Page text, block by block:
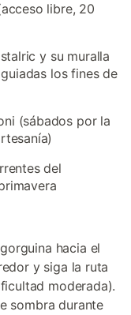
libre, 20
y su muralla
los fines de
(sábados por la
del
hacia el
y siga la ruta
moderada).
sombra durante